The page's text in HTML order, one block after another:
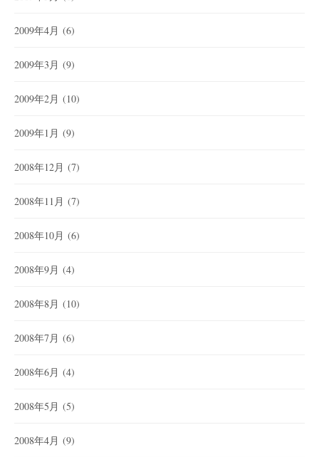
2009年4月 (6)
2009年3月 (9)
2009年2月 (10)
2009年1月 (9)
2008年12月 (7)
2008年11月 (7)
2008年10月 (6)
2008年9月 (4)
2008年8月 (10)
2008年7月 (6)
2008年6月 (4)
2008年5月 (5)
2008年4月 (9)